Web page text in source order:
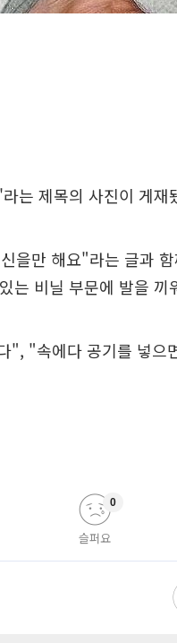
는 제목의 사진이 게재
을만 해요"라는 글과
는 비닐 부문에 발을 끼
", "속에다 공기를 넣으
슬퍼요
0